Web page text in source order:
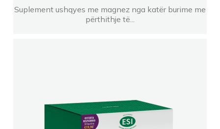
Suplement ushqyes me magnez nga katër burime me
përthithje të...